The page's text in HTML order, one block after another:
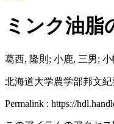
ミンク油脂
葛西, 隆則; 小鹿, 三男;
北海道大学農学部邦文紀
Permalink : https://